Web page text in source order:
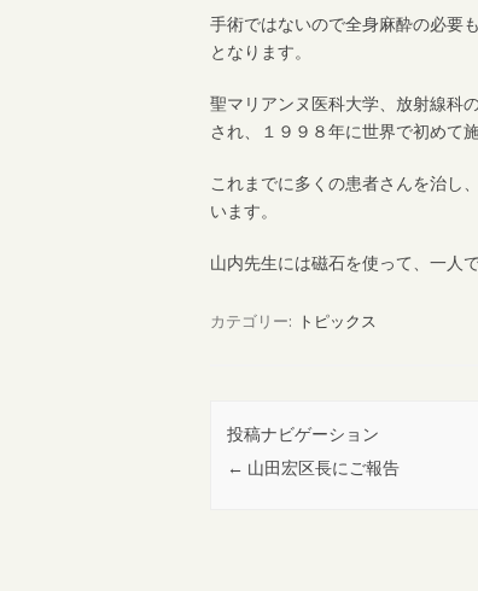
手術ではないので全身麻酔の必要
となります。
聖マリアンヌ医科大学、放射線科
され、１９９８年に世界で初めて
これまでに多くの患者さんを治し
います。
山内先生には磁石を使って、一人
カテゴリー: トピックス
投稿ナビゲーション
← 山田宏区長にご報告